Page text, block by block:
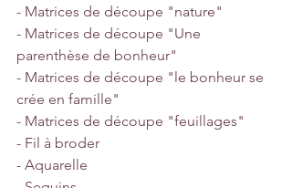
- Matrices de découpe "nature"
- Matrices de découpe "Une
parenthèse de bonheur"
- Matrices de découpe "le bonheur se
crée en famille"
- Matrices de découpe "feuillages"
- Fil à broder
- Aquarelle